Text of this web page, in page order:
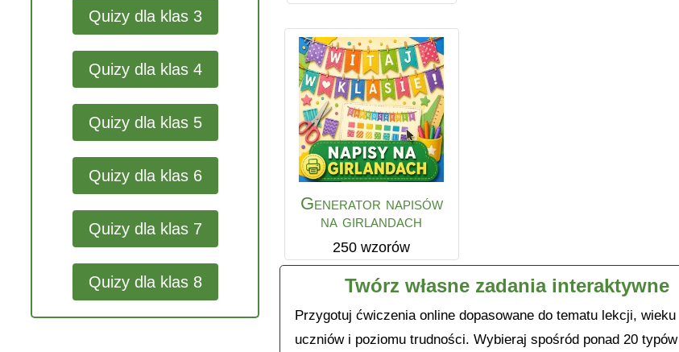
Quizy dla klas 3
Quizy dla klas 4
Quizy dla klas 5
Quizy dla klas 6
Quizy dla klas 7
Quizy dla klas 8
Generator napisów
na girlandach
250 wzorów
Twórz własne zadania interaktywne
Przygotuj ćwiczenia online dopasowane do tematu lekcji, wieku
uczniów i poziomu trudności. Wybieraj spośród ponad 20 typów